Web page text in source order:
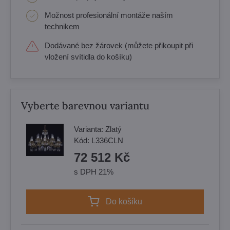
Možnost profesionální montáže naším
technikem
Dodávané bez žárovek (můžete přikoupit při
vložení svítidla do košíku)
Vyberte barevnou variantu
Varianta: Zlatý
Kód: L336CLN
72 512 Kč
s DPH 21%
Do košíku